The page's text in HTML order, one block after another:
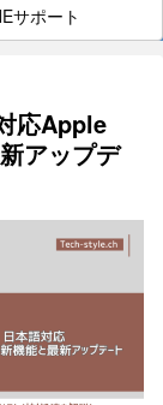
サポート
応Apple
アップデ